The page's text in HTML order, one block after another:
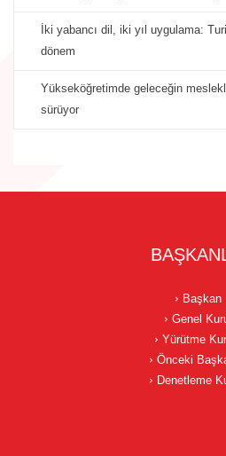
İki yabancı dil, iki yıl uygulama:
dönem
Yükseköğretimde geleceğin
sürüyor
Başkan
Genel
Yürütme
Önceki
Denetleme